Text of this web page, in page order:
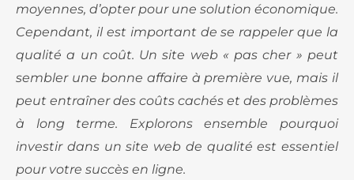
moyennes, d’opter pour une solution économique.
Cependant, il est important de se rappeler que la
qualité a un coût. Un site web « pas cher » peut
sembler une bonne affaire à première vue, mais il
peut entraîner des coûts cachés et des problèmes
à long terme. Explorons ensemble pourquoi
investir dans un site web de qualité est essentiel
pour votre succès en ligne.